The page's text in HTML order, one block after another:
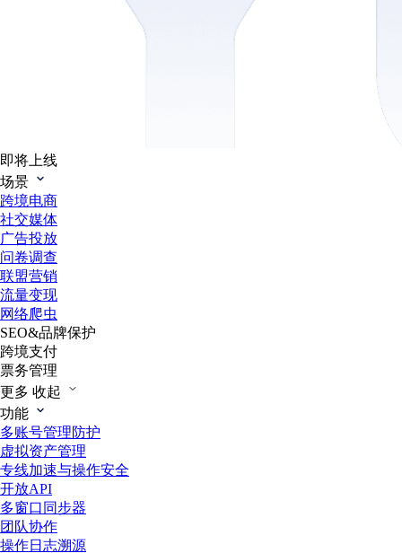
即将上线
场景
跨境电商
社交媒体
广告投放
问卷调查
联盟营销
流量变现
网络爬虫
SEO&品牌保护
跨境支付
票务管理
更多 收起
功能
多账号管理防护
虚拟资产管理
专线加速与操作安全
开放API
多窗口同步器
团队协作
操作日志溯源